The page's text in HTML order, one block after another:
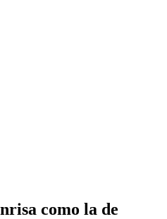
como la de